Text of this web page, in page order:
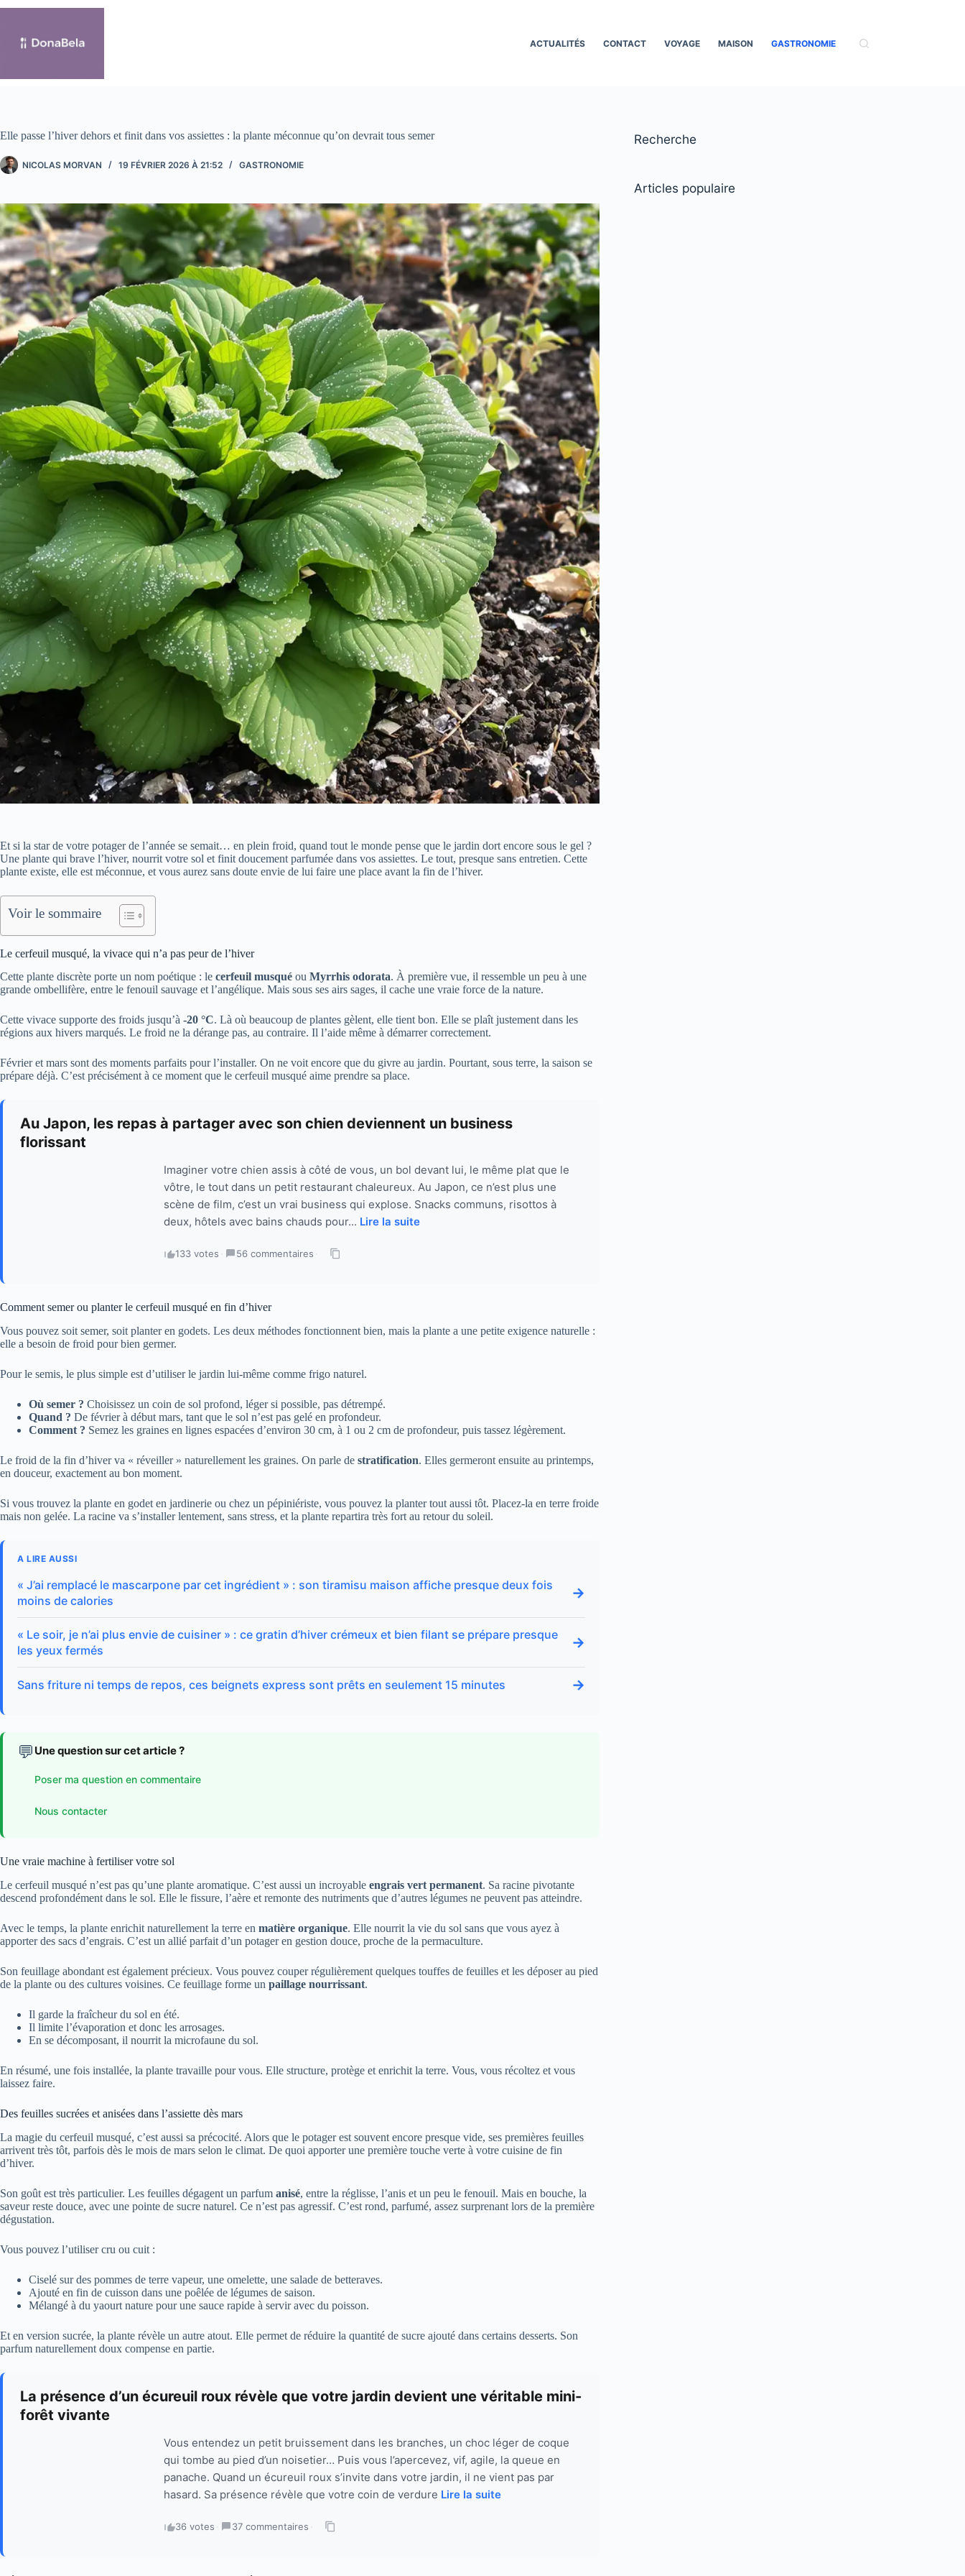
Passer
ACTUALITÉS CONTACT VOYAGE MAISON GASTRONOMIE
Elle passe l’hiver dehors et finit dans vos assiettes : la plante méconnue qu’on devrait tous semer
NICOLAS MORVAN 19 FÉVRIER 2026 À 21:52 GASTRONOMIE
Et si la star de votre potager de l’année se semait… en plein froid, quand tout le monde pense que le jardin dort encore sous le gel ?
Une plante qui brave l’hiver, nourrit votre sol et finit doucement parfumée dans vos assiettes. Le tout, presque sans entretien. Cette
plante existe, elle est méconnue, et vous aurez sans doute envie de lui faire une place avant la fin de l’hiver.
Voir le sommaire
Le cerfeuil musqué, la vivace qui n’a pas peur de l’hiver
Cette plante discrète porte un nom poétique : le cerfeuil musqué ou Myrrhis odorata. À première vue, il ressemble un peu à une
grande ombellifère, entre le fenouil sauvage et l’angélique. Mais sous ses airs sages, il cache une vraie force de la nature.
Cette vivace supporte des froids jusqu’à -20 °C. Là où beaucoup de plantes gèlent, elle tient bon. Elle se plaît justement dans les
régions aux hivers marqués. Le froid ne la dérange pas, au contraire. Il l’aide même à démarrer correctement.
Février et mars sont des moments parfaits pour l’installer. On ne voit encore que du givre au jardin. Pourtant, sous terre, la saison se
prépare déjà. C’est précisément à ce moment que le cerfeuil musqué aime prendre sa place.
Au Japon, les repas à partager avec son chien deviennent un business
florissant
Imaginer votre chien assis à côté de vous, un bol devant lui, le même plat que le
vôtre, le tout dans un petit restaurant chaleureux. Au Japon, ce n’est plus une
scène de film, c’est un vrai business qui explose. Snacks communs, risottos à
deux, hôtels avec bains chauds pour... Lire la suite
133 votes · 56 commentaires ·
Comment semer ou planter le cerfeuil musqué en fin d’hiver
Vous pouvez soit semer, soit planter en godets. Les deux méthodes fonctionnent bien, mais la plante a une petite exigence naturelle :
elle a besoin de froid pour bien germer.
Pour le semis, le plus simple est d’utiliser le jardin lui-même comme frigo naturel.
Où semer ? Choisissez un coin de sol profond, léger si possible, pas détrempé.
Quand ? De février à début mars, tant que le sol n’est pas gelé en profondeur.
Comment ? Semez les graines en lignes espacées d’environ 30 cm, à 1 ou 2 cm de profondeur, puis tassez légèrement.
Le froid de la fin d’hiver va « réveiller » naturellement les graines. On parle de stratification. Elles germeront ensuite au printemps,
en douceur, exactement au bon moment.
Si vous trouvez la plante en godet en jardinerie ou chez un pépiniériste, vous pouvez la planter tout aussi tôt. Placez-la en terre froide
mais non gelée. La racine va s’installer lentement, sans stress, et la plante repartira très fort au retour du soleil.
A LIRE AUSSI
« J’ai remplacé le mascarpone par cet ingrédient » : son tiramisu maison affiche presque deux fois
moins de calories
→
« Le soir, je n’ai plus envie de cuisiner » : ce gratin d’hiver crémeux et bien filant se prépare presque
les yeux fermés
→
Sans friture ni temps de repos, ces beignets express sont prêts en seulement 15 minutes →
💬 Une question sur cet article ?
Poser ma question en commentaire
Nous contacter
Une vraie machine à fertiliser votre sol
Le cerfeuil musqué n’est pas qu’une plante aromatique. C’est aussi un incroyable engrais vert permanent. Sa racine pivotante
descend profondément dans le sol. Elle le fissure, l’aère et remonte des nutriments que d’autres légumes ne peuvent pas atteindre.
Avec le temps, la plante enrichit naturellement la terre en matière organique. Elle nourrit la vie du sol sans que vous ayez à
apporter des sacs d’engrais. C’est un allié parfait d’un potager en gestion douce, proche de la permaculture.
Son feuillage abondant est également précieux. Vous pouvez couper régulièrement quelques touffes de feuilles et les déposer au pied
de la plante ou des cultures voisines. Ce feuillage forme un paillage nourrissant.
Il garde la fraîcheur du sol en été.
Il limite l’évaporation et donc les arrosages.
En se décomposant, il nourrit la microfaune du sol.
En résumé, une fois installée, la plante travaille pour vous. Elle structure, protège et enrichit la terre. Vous, vous récoltez et vous
laissez faire.
Des feuilles sucrées et anisées dans l’assiette dès mars
La magie du cerfeuil musqué, c’est aussi sa précocité. Alors que le potager est souvent encore presque vide, ses premières feuilles
arrivent très tôt, parfois dès le mois de mars selon le climat. De quoi apporter une première touche verte à votre cuisine de fin
d’hiver.
Son goût est très particulier. Les feuilles dégagent un parfum anisé, entre la réglisse, l’anis et un peu le fenouil. Mais en bouche, la
saveur reste douce, avec une pointe de sucre naturel. Ce n’est pas agressif. C’est rond, parfumé, assez surprenant lors de la première
dégustation.
Vous pouvez l’utiliser cru ou cuit :
Ciselé sur des pommes de terre vapeur, une omelette, une salade de betteraves.
Ajouté en fin de cuisson dans une poêlée de légumes de saison.
Mélangé à du yaourt nature pour une sauce rapide à servir avec du poisson.
Et en version sucrée, la plante révèle un autre atout. Elle permet de réduire la quantité de sucre ajouté dans certains desserts. Son
parfum naturellement doux compense en partie.
La présence d’un écureuil roux révèle que votre jardin devient une véritable mini-
forêt vivante
Vous entendez un petit bruissement dans les branches, un choc léger de coque
qui tombe au pied d’un noisetier… Puis vous l’apercevez, vif, agile, la queue en
panache. Quand un écureuil roux s’invite dans votre jardin, il ne vient pas par
hasard. Sa présence révèle que votre coin de verdure Lire la suite
36 votes · 37 commentaires ·
Recherche
Articles populaire